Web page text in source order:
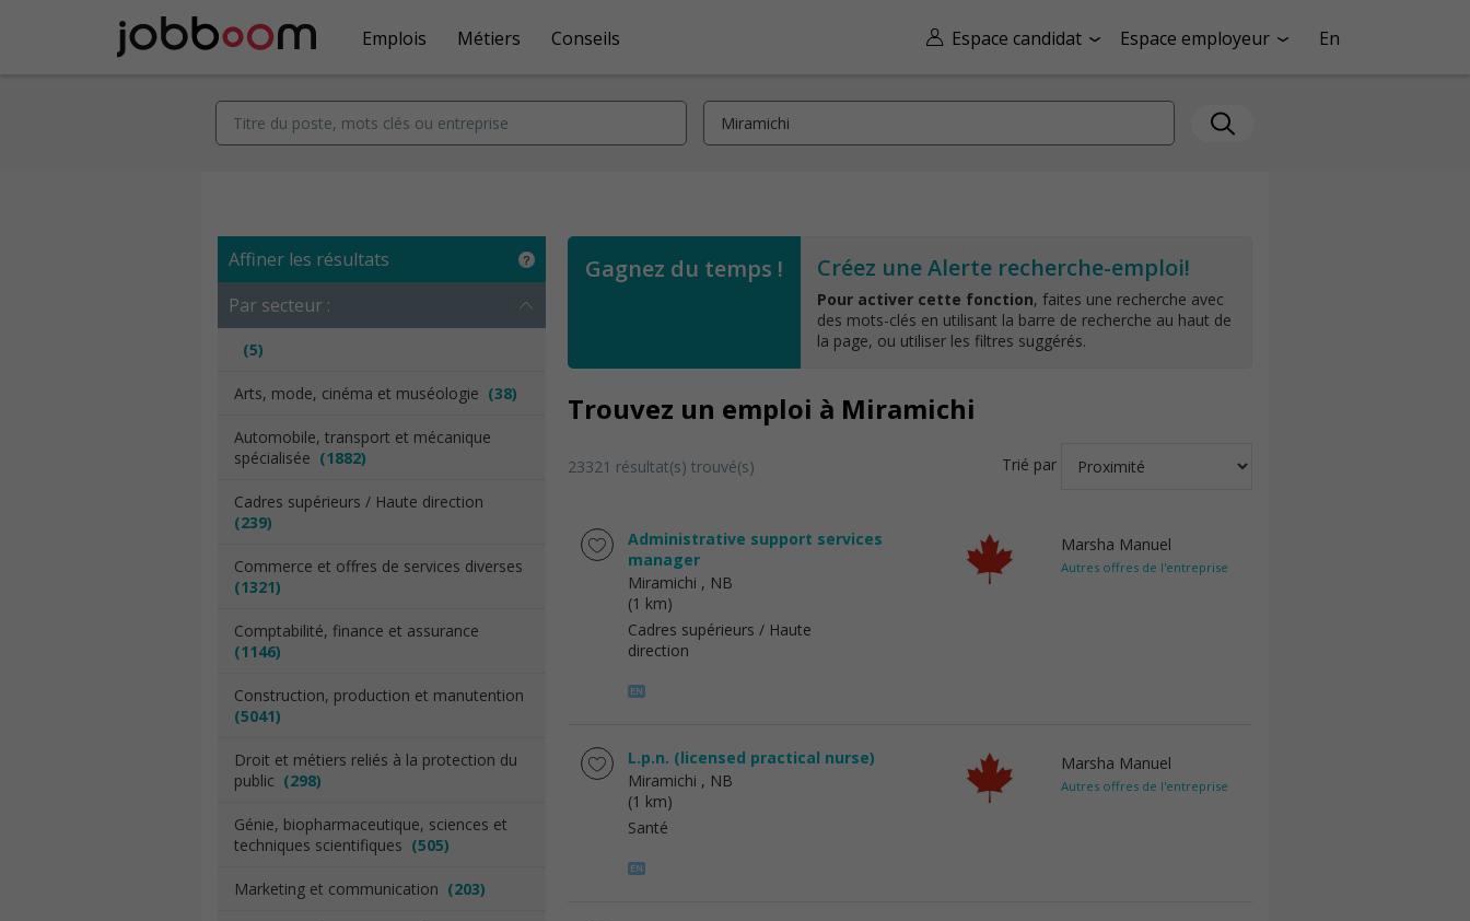
Espace candidat Espace employeur En
Emplois Métiers Conseils
Affiner les résultats
Par secteur :
(5)
Arts, mode, cinéma et muséologie (38)
Automobile, transport et mécanique
spécialisée (1882)
Cadres supérieurs / Haute direction
(239)
Commerce et offres de services diverses
(1321)
Comptabilité, finance et assurance
(1146)
Construction, production et manutention
(5041)
Droit et métiers reliés à la protection du
public (298)
Génie, biopharmaceutique, sciences et
techniques scientifiques (505)
Marketing et communication (203)
Gagnez du temps ! Créez une Alerte recherche-emploi!
Pour activer cette fonction, faites une recherche avec
des mots-clés en utilisant la barre de recherche au haut de
la page, ou utiliser les filtres suggérés.
Trouvez un emploi à Miramichi
23321 résultat(s) trouvé(s) Trié par
Administrative support services
manager
Miramichi , NB
(1 km)
Cadres supérieurs / Haute
direction
Marsha Manuel
Autres offres de l'entreprise
L.p.n. (licensed practical nurse)
Miramichi , NB
(1 km)
Santé
Marsha Manuel
Autres offres de l'entreprise